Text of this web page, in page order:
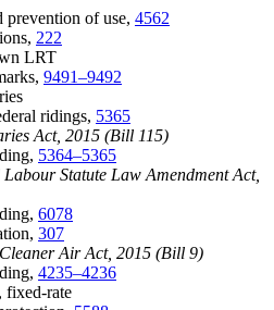
prevention of use, 4562
222
LRT
9491–9492
ridings, 5365
Act, 2015 (Bill 115)
5364–5365
Statute Law Amendment Act,
6078
307
Air Act, 2015 (Bill 9)
4235–4236
fixed-rate